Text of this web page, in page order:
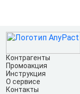
Контрагенты
Промоакция
Инструкция
О сервисе
Контакты